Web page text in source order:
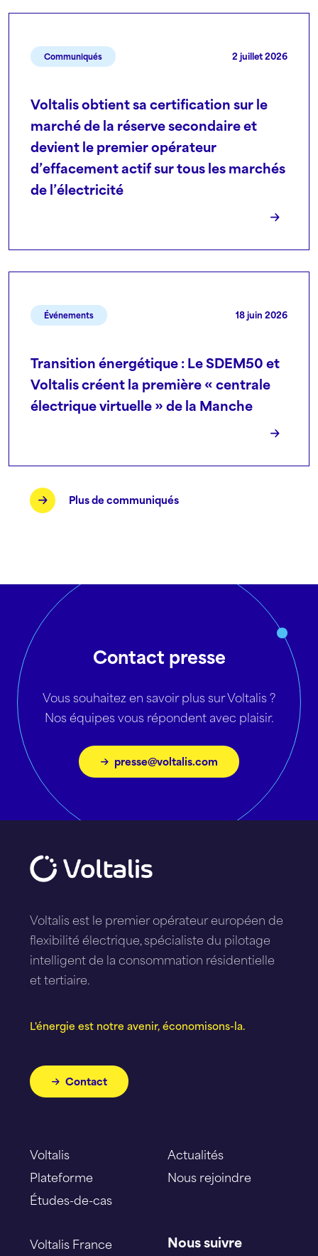
Communiqués 2 juillet 2026
Voltalis obtient sa certification sur le
marché de la réserve secondaire et
devient le premier opérateur
d’effacement actif sur tous les marchés
de l’électricité
Événements 18 juin 2026
Transition énergétique : Le SDEM50 et
Voltalis créent la première « centrale
électrique virtuelle » de la Manche
Plus de communiqués
Contact presse
Vous souhaitez en savoir plus sur Voltalis ?
Nos équipes vous répondent avec plaisir.
presse@voltalis.com
Voltalis est le premier opérateur européen de
flexibilité électrique, spécialiste du pilotage
intelligent de la consommation résidentielle
et tertiaire.
L'énergie est notre avenir, économisons-la.
Contact
Voltalis
Plateforme
Études-de-cas
Actualités
Nous rejoindre
Voltalis France Nous suivre